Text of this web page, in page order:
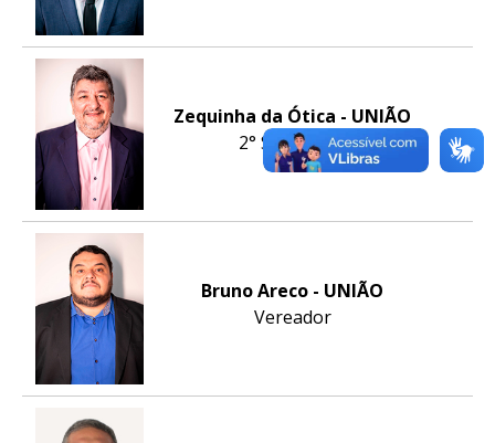
Zequinha da Ótica - UNIÃO
2° Secretário
Bruno Areco - UNIÃO
Vereador